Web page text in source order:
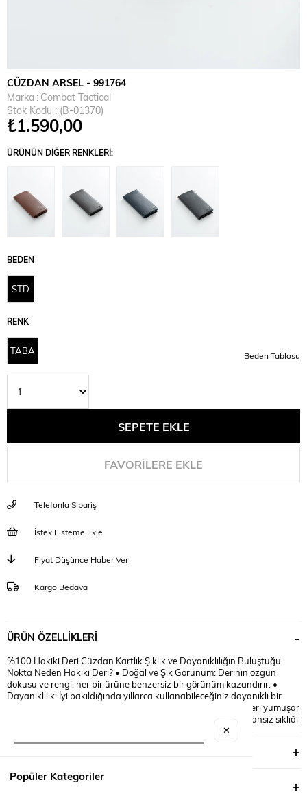
CÜZDAN ARSEL - 991764
Marka : Combat Tactical
Stok Kodu
(B-01370)
₺1.590,00
ÜRÜNÜN DIĞER RENKLERI:
BEDEN
STD
RENK
TABA Beden Tablosu
FAVORILERE EKLE
Telefonla Sipariş
İstek Listeme Ekle
Fiyat Düşünce Haber Ver
Kargo Bedava
ÜRÜN ÖZELLIKLERI
%100 Hakiki Deri Cüzdan Kartlık Şıklık ve Dayanıklılığın Buluştuğu
Nokta Neden Hakiki Deri? • Doğal ve Şık Görünüm: Derinin özgün
dokusu ve rengi, her bir ürüne benzersiz bir görünüm kazandırır. •
Dayanıklılık: İyi bakıldığında yıllarca kullanabileceğiniz dayanıklı bir
yapıya sahiptir. • Zamanla Güzelleşme: Kullanımla birlikte deri yumuşar
ve daha da güzel bir patina oluşur. • Klasik Tasarımlar: Zamansız şıklığı
sevenler için idealdir. • Modern Tasarımlar: Güncel trendlere uygun,
daha minimalist ve yenilikçi modeller. • Vintage Tasarımlar: Eski
buğday, dana veya koyun derisi gibi farklı deri türleri vardır. Her birinin
özelliği ve dayanıklılığı farklıdır. • Dikiş Kalitesi: Dikişlerin sağlam olması,
ÖDEME SEÇENEKLERI
✕
Popüler Kategoriler